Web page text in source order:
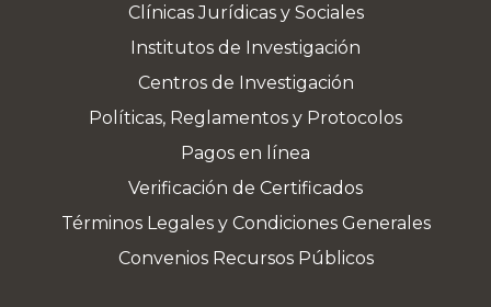
Clínicas Jurídicas y Sociales
Institutos de Investigación
Centros de Investigación
Políticas, Reglamentos y Protocolos
Pagos en línea
Verificación de Certificados
Términos Legales y Condiciones Generales
Convenios Recursos Públicos